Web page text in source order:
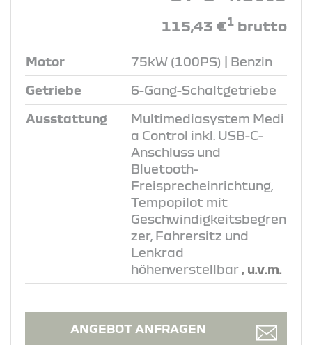
115,43 €1 brutto
Motor 75kW (100PS) | Benzin
Getriebe 6-Gang-Schaltgetriebe
Ausstattung
Multimediasystem Medi
a Control inkl. USB-C-
Anschluss und
Bluetooth-
Freisprecheinrichtung,
Tempopilot mit
Geschwindigkeitsbegren
zer, Fahrersitz und
Lenkrad
höhenverstellbar , u.v.m.
ANGEBOT ANFRAGEN